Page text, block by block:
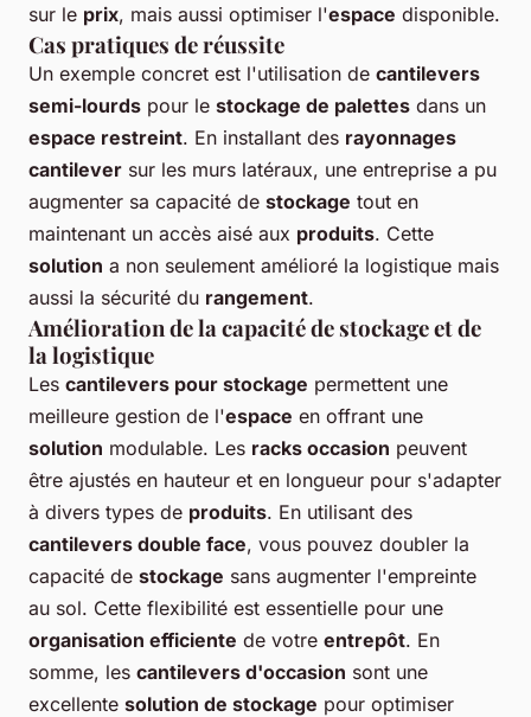
sur le prix, mais aussi optimiser l'espace disponible.
Cas pratiques de réussite
Un exemple concret est l'utilisation de cantilevers
semi-lourds pour le stockage de palettes dans un
espace restreint. En installant des rayonnages
cantilever sur les murs latéraux, une entreprise a pu
augmenter sa capacité de stockage tout en
maintenant un accès aisé aux produits. Cette
solution a non seulement amélioré la logistique mais
aussi la sécurité du rangement.
Amélioration de la capacité de stockage et de
la logistique
Les cantilevers pour stockage permettent une
meilleure gestion de l'espace en offrant une
solution modulable. Les racks occasion peuvent
être ajustés en hauteur et en longueur pour s'adapter
à divers types de produits. En utilisant des
cantilevers double face, vous pouvez doubler la
capacité de stockage sans augmenter l'empreinte
au sol. Cette flexibilité est essentielle pour une
organisation efficiente de votre entrepôt. En
somme, les cantilevers d'occasion sont une
excellente solution de stockage pour optimiser